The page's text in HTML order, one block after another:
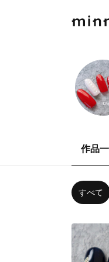
作品
すべて